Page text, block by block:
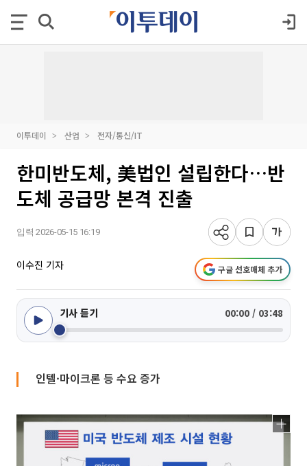
이투데이 산업 전자/통신/IT
한미반도체, 美법인 설립한다…반
도체 공급망 본격 진출
입력 2026-05-15 16:19
이수진 기자 구글 선호매체 추가
기사 듣기 00:00 / 03:48
인텔·마이크론 등 수요 증가